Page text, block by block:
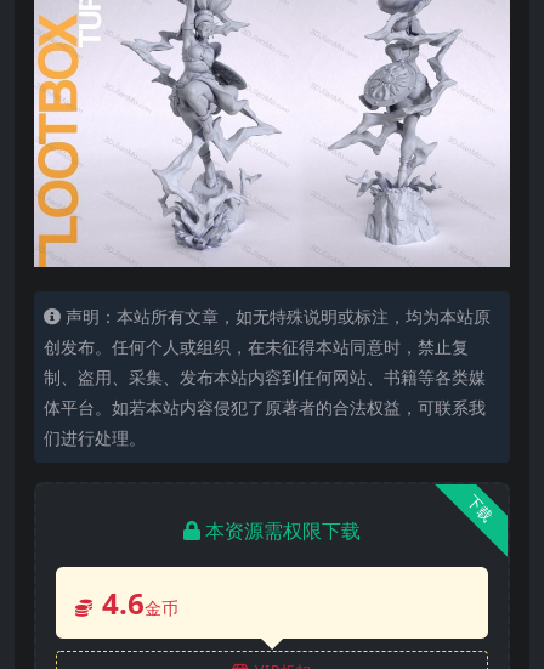
声明：本站所有文章，如无特殊说明或标注，均为本站原
创发布。任何个人或组织，在未征得本站同意时，禁止复
制、盗用、采集、发布本站内容到任何网站、书籍等各类媒
体平台。如若本站内容侵犯了原著者的合法权益，可联系我
们进行处理。
下载
本资源需权限下载
4.6金币